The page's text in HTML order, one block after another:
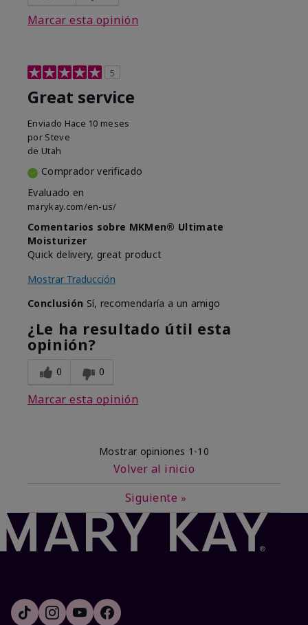
Marcar esta opinión
5
Great service
Enviado Hace 10 meses
por Steve
de Utah
Comprador verificado
Evaluado en
marykay.com/en-us/
Comentarios sobre MKMen® Ultimate
Moisturizer
Quick delivery, great product
Mostrar Traducción
Conclusión Sí, recomendaría a un amigo
¿Le ha resultado útil esta
opinión?
0 0
Marcar esta opinión
Mostrar opiniones 1-10
Volver al inicio
Siguiente »